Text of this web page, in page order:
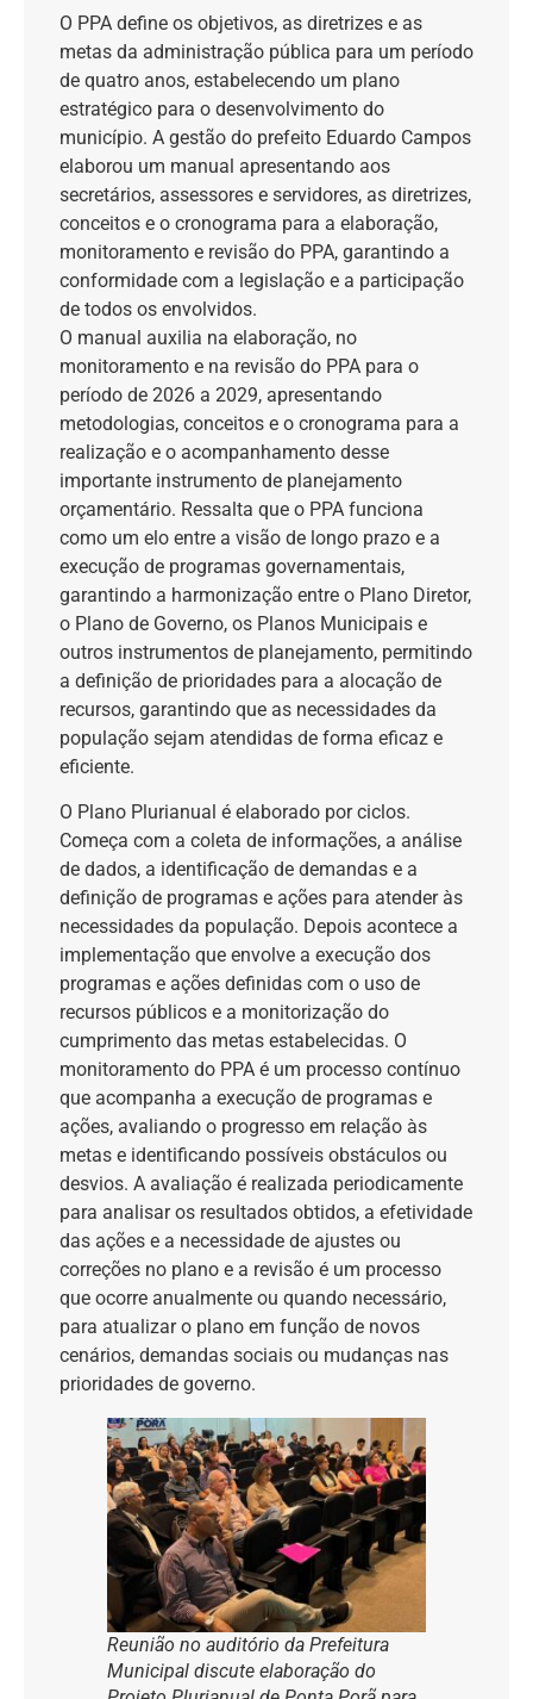
O PPA define os objetivos, as diretrizes e as
metas da administração pública para um período
de quatro anos, estabelecendo um plano
estratégico para o desenvolvimento do
município. A gestão do prefeito Eduardo Campos
elaborou um manual apresentando aos
secretários, assessores e servidores, as diretrizes,
conceitos e o cronograma para a elaboração,
monitoramento e revisão do PPA, garantindo a
conformidade com a legislação e a participação
de todos os envolvidos.
O manual auxilia na elaboração, no
monitoramento e na revisão do PPA para o
período de 2026 a 2029, apresentando
metodologias, conceitos e o cronograma para a
realização e o acompanhamento desse
importante instrumento de planejamento
orçamentário. Ressalta que o PPA funciona
como um elo entre a visão de longo prazo e a
execução de programas governamentais,
garantindo a harmonização entre o Plano Diretor,
o Plano de Governo, os Planos Municipais e
outros instrumentos de planejamento, permitindo
a definição de prioridades para a alocação de
recursos, garantindo que as necessidades da
população sejam atendidas de forma eficaz e
eficiente.
O Plano Plurianual é elaborado por ciclos.
Começa com a coleta de informações, a análise
de dados, a identificação de demandas e a
definição de programas e ações para atender às
necessidades da população. Depois acontece a
implementação que envolve a execução dos
programas e ações definidas com o uso de
recursos públicos e a monitorização do
cumprimento das metas estabelecidas. O
monitoramento do PPA é um processo contínuo
que acompanha a execução de programas e
ações, avaliando o progresso em relação às
metas e identificando possíveis obstáculos ou
desvios. A avaliação é realizada periodicamente
para analisar os resultados obtidos, a efetividade
das ações e a necessidade de ajustes ou
correções no plano e a revisão é um processo
que ocorre anualmente ou quando necessário,
para atualizar o plano em função de novos
cenários, demandas sociais ou mudanças nas
prioridades de governo.
Reunião no auditório da Prefeitura
Municipal discute elaboração do